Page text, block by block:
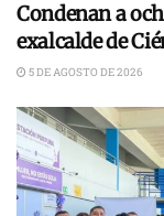
Condenan a
exalcalde de
5 DE AGOSTO DE 2026